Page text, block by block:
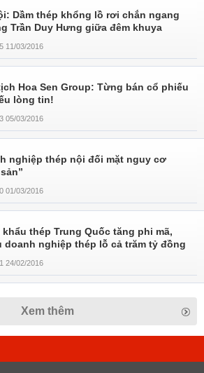
Dầm thép khổng lồ rơi chắn ngang
Trần Duy Hưng giữa đêm khuya
11/03/2016
Hoa Sen Group: Từng bán cổ phiếu
lòng tin!
05/03/2016
nghiệp thép nội đối mặt nguy cơ
01/03/2016
khẩu thép Trung Quốc tăng phi mã,
doanh nghiệp thép lỗ cả trăm tỷ đồng
24/02/2016
Xem thêm